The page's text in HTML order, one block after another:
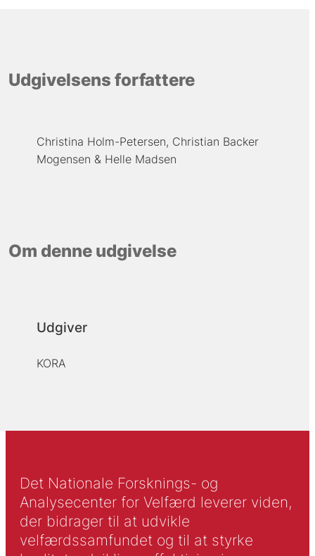
Udgivelsens forfattere
Christina Holm-Petersen Christian Backer
Mogensen
Helle Madsen
Om denne udgivelse
Udgiver
KORA
Det Nationale Forsknings- og
Analysecenter for Velfærd leverer viden,
der bidrager til at udvikle
velfærdssamfundet og til at styrke